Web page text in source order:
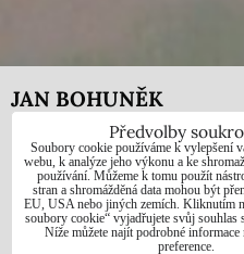
JAN BOHUNĚK
Telefon: +420725021832
e-mail: 1jab@seznam.cz
web: www.prodej-obrazy.eu
© Jan Bohuněk - Na
Předvolby
Soubory cookie používáme k vylepšení
webu, k analýze jeho výkonu a ke
používání. Můžeme k tomu použít
stran a shromážděná data mohou být
EU, USA nebo jiných zemích. Kliknutím
soubory cookie“ vyjadřujete svůj souhlas
Níže můžete najít podrobné informace
preference.